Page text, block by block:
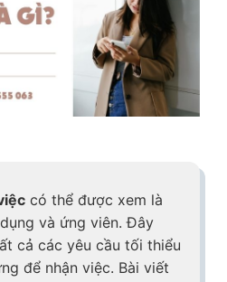
có thể được xem là
và ứng viên. Đây
cả các yêu cầu tối
ứng để nhận việc.